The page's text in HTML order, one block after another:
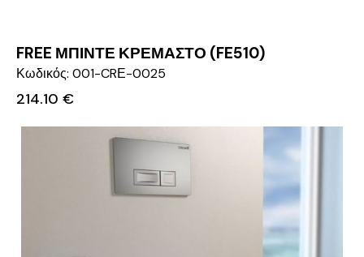
FREE ΜΠΙΝΤΕ ΚΡΕΜΑΣΤΟ (FE510)
Κωδικός: 001-CRΕ-0025
214.10 €